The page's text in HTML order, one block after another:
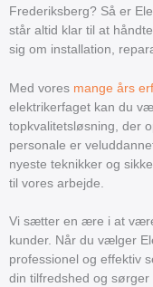
Frederiksberg? Så er
står altid klar til at
sig om installation,
Med vores mange års
elektrikerfaget kan du
topkvalitetsløsning, der
personale er
nyeste teknikker og
til vores arbejde.
Vi sætter en ære i at
kunder. Når du vælger
professionel og effektiv
din tilfredshed og